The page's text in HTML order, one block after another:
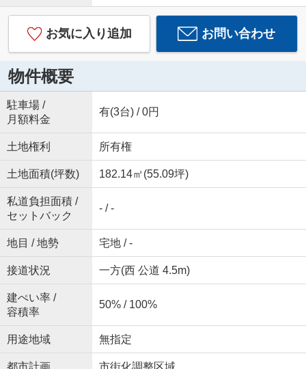
お気に入り追加 お問い合わせ
物件概要
駐車場 /
月額料金
有(3台) / 0円
土地権利 所有権
土地面積(坪数) 182.14㎡(55.09坪)
私道負担面積 /
セットバック
- / -
地目 / 地勢 宅地 / -
接道状況 一方(西 公道 4.5m)
建ぺい率 /
容積率
50% / 100%
用途地域 無指定